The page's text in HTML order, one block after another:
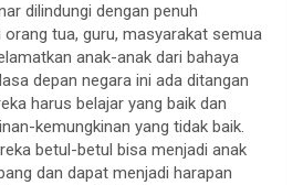
dilindungi dengan penuh
orang tua, guru, masyarakat semua
anak-anak dari bahaya
depan negara ini ada ditangan
harus belajar yang baik dan
kemungkinan yang tidak baik.
betul-betul bisa menjadi anak
dan dapat menjadi harapan